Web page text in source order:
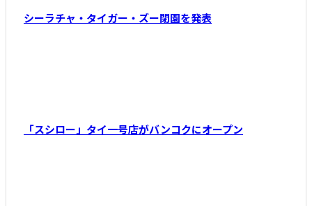
シーラチャ・タイガー・ズー閉園を発表
「スシロー」タイ一号店がバンコクにオープン